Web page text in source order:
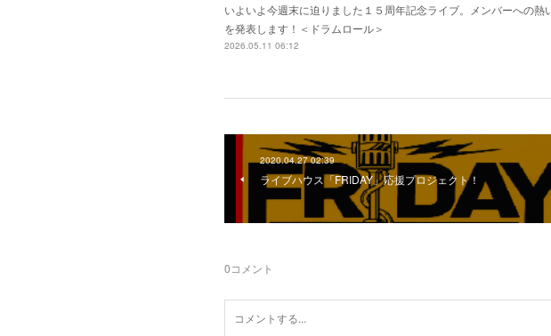
いよいよ今週末に迫りました１５周年記念ライブ。メンバーへの
を発表します！＜ドラムロール＞
2026.05.11 06:12
2020.04.27 02:39
ライブハウス「FRIDAY」応援プロジェクト！
0コメント